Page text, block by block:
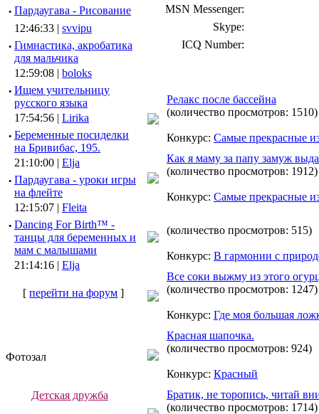
· Пардаугава - Рисование
12:46:33 | svvipu
· Гимнастика, акробатика
для мальчика
12:59:08 | boloks
· Ищем учительницу
русского языка
17:54:56 | Lirika
· Беременные посиделки
на Бривибас, 195.
21:10:00 | Elja
· Пардаугава - уроки игры
на флейте
12:15:07 | Fleita
· Dancing For Birth™ -
танцы для беременных и
мам с малышами
21:14:16 | Elja
[перейти на форум ]
Фотозал
Детская дружба
MSN Messenger:
Skype:
ICQ Number:
Релакс после бассейна
(количество просмотров: 1510)
Конкурс: Самые прекрасные
Как я маму за папу замуж
(количество просмотров: 1912)
Конкурс: Самые прекрасные
(количество просмотров: 515)
Конкурс: В гармонии с
Все соки выжму из этого
(количество просмотров: 1247)
Конкурс: Где моя большая
Красная шапочка.
(количество просмотров: 924)
Конкурс: Красный
Братик, не торопись, читай
(количество просмотров: 1714)